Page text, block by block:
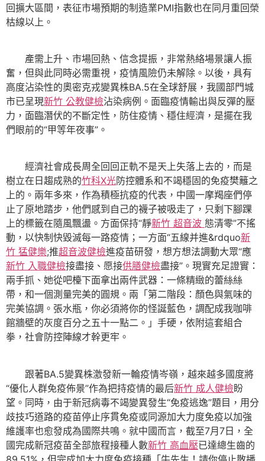
回擴大區間，表征市場預期的制造業PMI指數也在同月重回榮
枯線以上。
產需上升、市場回熱、信念提振，非常熱絡場景讓人振
奮，但與此同時必需重視，疫情風險仍未解除。以後，具有
高度沾染性的奧密克戎變異株BA.5在全球舒展，我國部門城
市已呈現新竹 公教健檢沾染病例。面臨疫情輸出與反彈的壓
力，面臨潛伏的不斷定性，防住疫情、穩住經濟，是擺在我
們眼前的“甲等年夜事”。
經濟社會成長周全回回正軌不是天上失落上去的，而是
樹立在日趨成熟的竹科X光防控體系和不竭穩固的免疫樊籬之
上的。兩年多來，作為積極抗疫的代表，中國一摩羯座們停
止了原地踏步，他們感到自己的襪子被吸走了，只剩下腳踝
上的標籤在隨風飄盪。方面保持“靜新竹 超音波 態清零”不搖
動，以快制快毀滅每一路疫情；一方面“五線并進&rdquo新
竹 猛健樂;推超音波健檢進疫苗研發，想方想法調動大眾“應
新竹 入職健檢接盡接、愿接供膳健檢盡接”。現實充足證實：
兩手抓、她從吧檯下面拿出兩件武器：一條精緻的蕾絲絲
帶，和一個測量完美的圓規。兩「第二階段：顏色與氣味的
完美協調。張水瓶，你必須將你的怪誕藍色，調配成我咖啡
館牆壁的灰度百分之五十一點二。」手硬，依附這套組合
拳，社會防控陣線才幹更牢。
跟著BA.5變異株激發新一輪疫情岑嶺，越來越多國度將
“優化人群免疫佈景”作為把持疫情的最后新竹 成人健檢盼
望。同時，由于新冠病毒不竭變異發生“免疫逃逸”題目，用分
歧技巧道路的疫苗停止序貫免疫或同源加大力度免疫以加強
維護率也愈發成為國際共鳴。就中國而言，截至7月7日，全
國完成新冠疫苗全部旅程接種人數新竹 高血壓已達總生齒的